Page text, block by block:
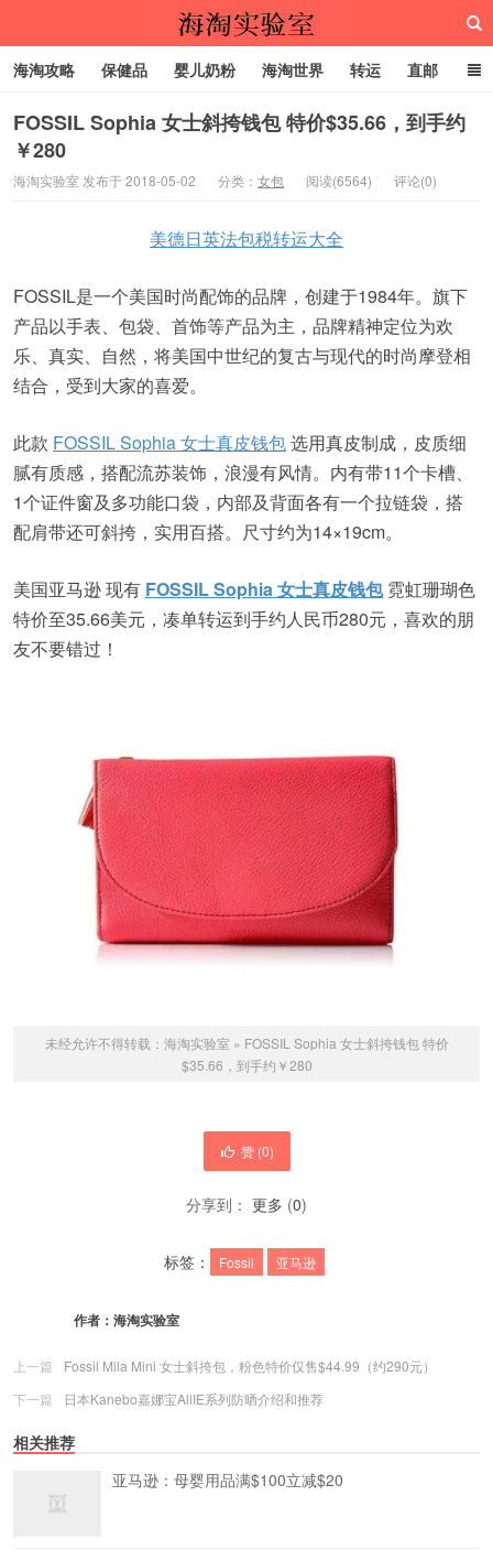
海淘实验室
海淘攻略 保健品 婴儿奶粉 海淘世界 转运 直邮
代购服务
FOSSIL Sophia 女士斜挎钱包 特价$35.66，到手约
￥280
海淘实验室 发布于 2018-05-02 分类： 女包 阅读(6564) 评论(0)
美德日英法包税转运大全
FOSSIL是一个美国时尚配饰的品牌，创建于1984年。旗下
产品以手表、包袋、首饰等产品为主，品牌精神定位为欢
乐、真实、自然，将美国中世纪的复古与现代的时尚摩登相
结合，受到大家的喜爱。
此款 FOSSIL Sophia 女士真皮钱包选用真皮制成，皮质细
腻有质感，搭配流苏装饰，浪漫有风情。内有带11个卡槽、
1个证件窗及多功能口袋，内部及背面各有一个拉链袋，搭
配肩带还可斜挎，实用百搭。尺寸约为14×19cm。
美国亚马逊 现有 FOSSIL Sophia 女士真皮钱包霓虹珊瑚色
特价至35.66美元，凑单转运到手约人民币280元，喜欢的朋
友不要错过！
未经允许不得转载： 海淘实验室 » FOSSIL Sophia 女士斜挎钱包 特价
$35.66，到手约￥280
赞 (0)
分享到： 更多 (0)
标签： Fossil 亚马逊
作者： 海淘实验室
上一篇
Fossil Mila Mini 女士斜挎包，粉色特价仅售$44.99（约290元）
下一篇
日本Kanebo嘉娜宝AllIE系列防晒介绍和推荐
相关推荐
亚马逊：母婴用品满$100立减$20